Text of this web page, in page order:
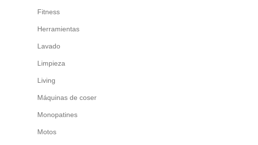
Fitness
Herramientas
Lavado
Limpieza
Living
Máquinas de coser
Monopatines
Motos